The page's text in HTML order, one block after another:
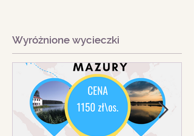
Wyróżnione wycieczki